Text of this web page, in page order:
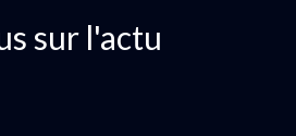
sur l'actu